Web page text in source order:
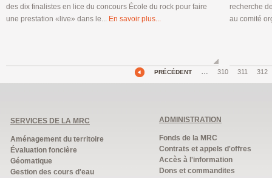
des dix finalistes en lice du concours École du rock pour faire
une prestation «live» dans le... En savoir plus...
recherche
au comité
PRÉCÉDENT … 310 311 312
SERVICES DE LA MRC
Aménagement du territoire
Évaluation foncière
Géomatique
Gestion des cours d'eau
ADMINISTRATION
Fonds de la MRC
Contrats et appels d'offres
Accès à l'information
Dons et commandites